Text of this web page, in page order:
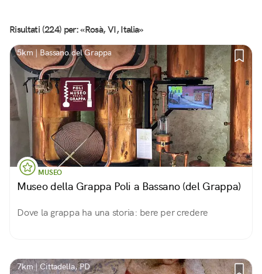
Risultati (224) per: «Rosà, VI, Italia»
5km | Bassano del Grappa
MUSEO
Museo della Grappa Poli a Bassano (del Grappa)
Dove la grappa ha una storia: bere per credere
7km | Cittadella, PD